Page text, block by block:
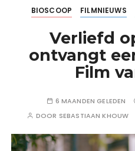
BIOSCOOP FILMNIEUWS
Verliefd
ontvangt
Film
6 MAANDEN GELEDEN
DOOR SEBASTIAAN KHOUW